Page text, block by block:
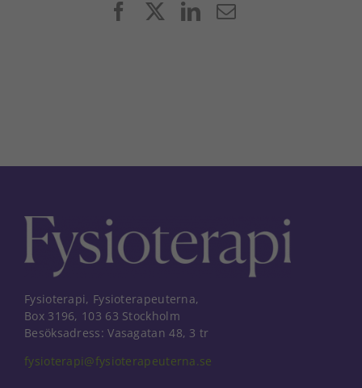
FacebookLinkedIn
E-
Fysioterapi, Fysioterapeuterna,
Box 3196, 103 63 Stockholm
Besöksadress: Vasagatan 48, 3 tr
fysioterapi@fysioterapeuterna.se